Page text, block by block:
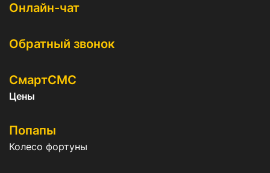
Онлайн-чат
Обратный звонок
СмартСМС
Цены
Попапы
Колесо фортуны